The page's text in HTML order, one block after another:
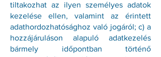
tiltakozhat az ilyen személyes adatok
kezelése ellen, valamint az érintett
adathordozhatósághoz való jogáról; c) a
hozzájáruláson alapuló adatkezelés
bármely időpontban történő